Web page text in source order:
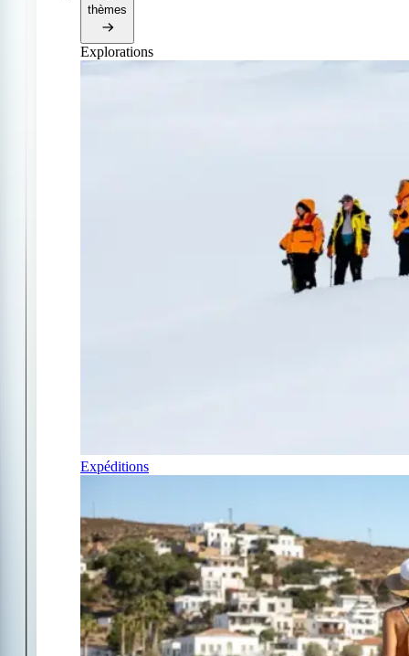
thèmes
Explorations
Expéditions